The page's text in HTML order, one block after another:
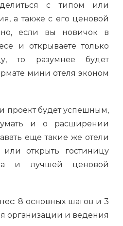
с типом или
а также с его ценовой
если вы новичок в
и открываете только
то разумнее будет
мини отеля эконом
проект будет успешным,
и о расширении
еще такие же отели
открыть гостиницу
и лучшей ценовой